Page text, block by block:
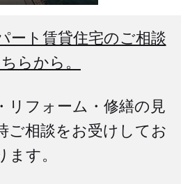
ート賃貸住宅のご相談
らから。
リフォーム・修繕の見
ご相談をお受けしてお
ます。